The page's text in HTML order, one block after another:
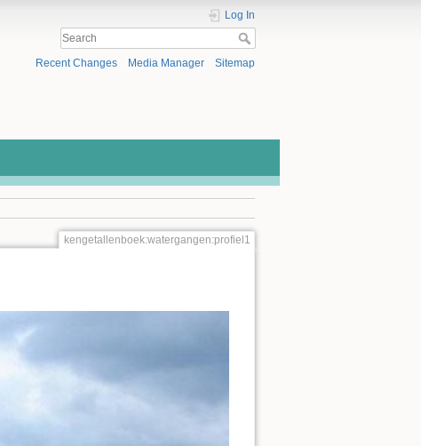
Log In
Recent Changes Media Manager Sitemap
kengetallenboek:watergangen:profiel1